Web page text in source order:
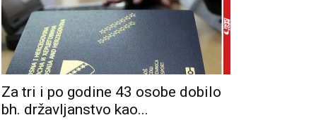
Za tri i po godine 43 osobe dobilo
bh. državljanstvo kao...